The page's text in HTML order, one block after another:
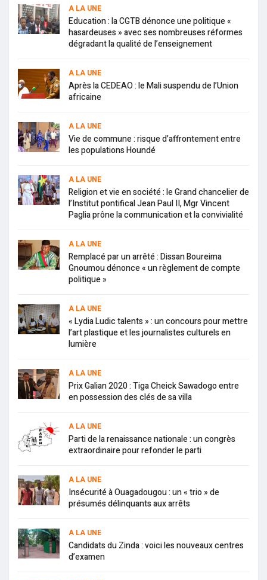
A LA UNE
Education : la CGTB dénonce une politique «
hasardeuses » avec ses nombreuses réformes
dégradant la qualité de l’enseignement
A LA UNE
Après la CEDEAO : le Mali suspendu de l’Union
africaine
A LA UNE
Vie de commune : risque d’affrontement entre
les populations Houndé
A LA UNE
Religion et vie en société : le Grand chancelier de
l’Institut pontifical Jean Paul II, Mgr Vincent
Paglia prône la communication et la convivialité
A LA UNE
Remplacé par un arrêté : Dissan Boureima
Gnoumou dénonce « un règlement de compte
politique »
A LA UNE
« Lydia Ludic talents » : un concours pour mettre
l’art plastique et les journalistes culturels en
lumière
A LA UNE
Prix Galian 2020 : Tiga Cheick Sawadogo entre
en possession des clés de sa villa
A LA UNE
Parti de la renaissance nationale : un congrès
extraordinaire pour refonder le parti
A LA UNE
Insécurité à Ouagadougou : un « trio » de
présumés délinquants aux arrêts
A LA UNE
Candidats du Zinda : voici les nouveaux centres
d’examen